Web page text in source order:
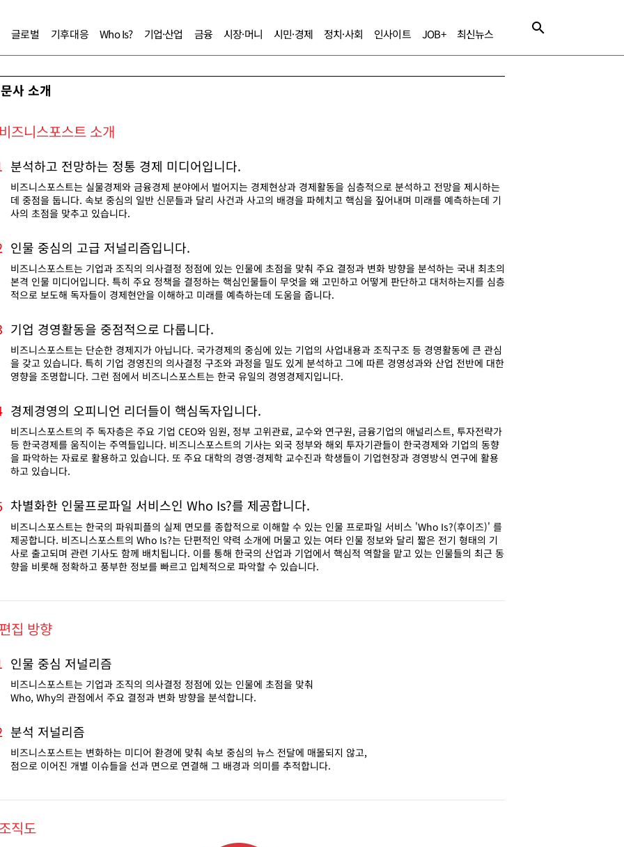
글로벌 기후대응 Who Is? 기업·산업 금융 시장·머니 시민·경제 정치·사회 인사이트 JOB+ 최신뉴스
사 소개
즈니스포스트 소개
분석하고 전망하는 정통 경제 미디어입니다.
비즈니스포스트는 실물경제와 금융경제 분야에서 벌어지는 경제현상과 경제활동을 심층적으로 분석하고 전망을 제시하는
데 중점을 둡니다. 속보 중심의 일반 신문들과 달리 사건과 사고의 배경을 파헤치고 핵심을 짚어내며 미래를 예측하는데 기
사의 초점을 맞추고 있습니다.
인물 중심의 고급 저널리즘입니다.
비즈니스포스트는 기업과 조직의 의사결정 정점에 있는 인물에 초점을 맞춰 주요 결정과 변화 방향을 분석하는 국내 최초의
본격 인물 미디어입니다. 특히 주요 정책을 결정하는 핵심인물들이 무엇을 왜 고민하고 어떻게 판단하고 대처하는지를 심층
적으로 보도해 독자들이 경제현안을 이해하고 미래를 예측하는데 도움을 줍니다.
기업 경영활동을 중점적으로 다룹니다.
비즈니스포스트는 단순한 경제지가 아닙니다. 국가경제의 중심에 있는 기업의 사업내용과 조직구조 등 경영활동에 큰 관심
을 갖고 있습니다. 특히 기업 경영진의 의사결정 구조와 과정을 밀도 있게 분석하고 그에 따른 경영성과와 산업 전반에 대한
영향을 조명합니다. 그런 점에서 비즈니스포스트는 한국 유일의 경영경제지입니다.
경제경영의 오피니언 리더들이 핵심독자입니다.
비즈니스포스트의 주 독자층은 주요 기업 CEO와 임원, 정부 고위관료, 교수와 연구원, 금융기업의 애널리스트, 투자전략가
등 한국경제를 움직이는 주역들입니다. 비즈니스포스트의 기사는 외국 정부와 해외 투자기관들이 한국경제와 기업의 동향
을 파악하는 자료로 활용하고 있습니다. 또 주요 대학의 경영·경제학 교수진과 학생들이 기업현장과 경영방식 연구에 활용
하고 있습니다.
차별화한 인물프로파일 서비스인 Who Is?를 제공합니다.
비즈니스포스트는 한국의 파워피플의 실제 면모를 종합적으로 이해할 수 있는 인물 프로파일 서비스 'Who Is?(후이즈)' 를
제공합니다. 비즈니스포스트의 Who Is?는 단편적인 약력 소개에 머물고 있는 여타 인물 정보와 달리 짧은 전기 형태의 기
사로 출고되며 관련 기사도 함께 배치됩니다. 이를 통해 한국의 산업과 기업에서 핵심적 역할을 맡고 있는 인물들의 최근 동
향을 비롯해 정확하고 풍부한 정보를 빠르고 입체적으로 파악할 수 있습니다.
집 방향
인물 중심 저널리즘
비즈니스포스트는 기업과 조직의 의사결정 정점에 있는 인물에 초점을 맞춰
Who, Why의 관점에서 주요 결정과 변화 방향을 분석합니다.
분석 저널리즘
비즈니스포스트는 변화하는 미디어 환경에 맞춰 속보 중심의 뉴스 전달에 매몰되지 않고,
점으로 이어진 개별 이슈들을 선과 면으로 연결해 그 배경과 의미를 추적합니다.
직도